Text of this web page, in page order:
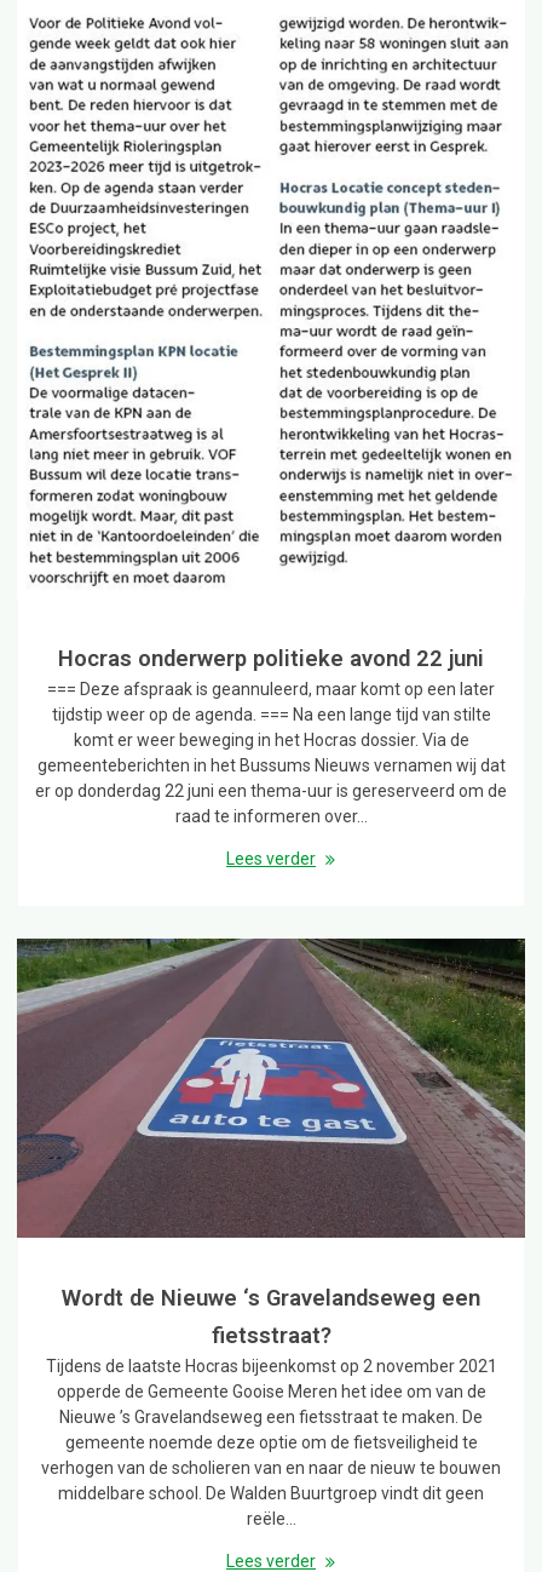
Hocras onderwerp politieke avond 22 juni
=== Deze afspraak is geannuleerd, maar komt op een later
tijdstip weer op de agenda. === Na een lange tijd van stilte
komt er weer beweging in het Hocras dossier. Via de
gemeenteberichten in het Bussums Nieuws vernamen wij dat
er op donderdag 22 juni een thema-uur is gereserveerd om de
raad te informeren over…
Lees verder
Wordt de Nieuwe ‘s Gravelandseweg een
fietsstraat?
Tijdens de laatste Hocras bijeenkomst op 2 november 2021
opperde de Gemeente Gooise Meren het idee om van de
Nieuwe ’s Gravelandseweg een fietsstraat te maken. De
gemeente noemde deze optie om de fietsveiligheid te
verhogen van de scholieren van en naar de nieuw te bouwen
middelbare school. De Walden Buurtgroep vindt dit geen
reële…
Lees verder